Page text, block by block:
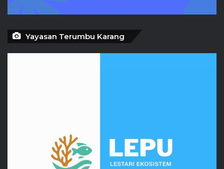
Yayasan Terumbu Karang